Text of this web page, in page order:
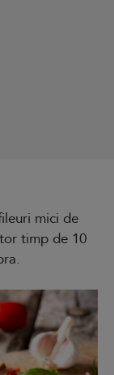
mici de
timp de 10